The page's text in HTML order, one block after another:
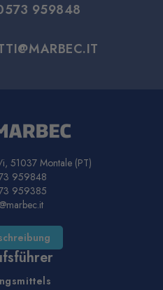
959848
51037 Montale (PT)
959848
959385